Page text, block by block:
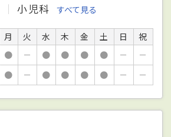
小児科 すべて見る
月 火 水 木 金 土 日
祝
● － ● ● ● ● －
－
● － ● ● ● ● － －